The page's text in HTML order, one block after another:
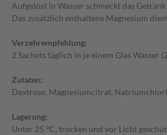
Aufgelöst in Wasser schmeckt das
Das zusätzlich enthaltene Magnesium
Verzehrempfehlung:
2 Sachets täglich in je einem Glas Wasser
Zutaten:
Dextrose, Magnesiumcitrat,
Lagerung:
Unter 25 °C, trocken und vor Licht